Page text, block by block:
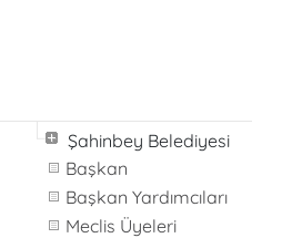
Şahinbey Belediyesi
Başkan
Başkan Yardımcıları
Meclis Üyeleri